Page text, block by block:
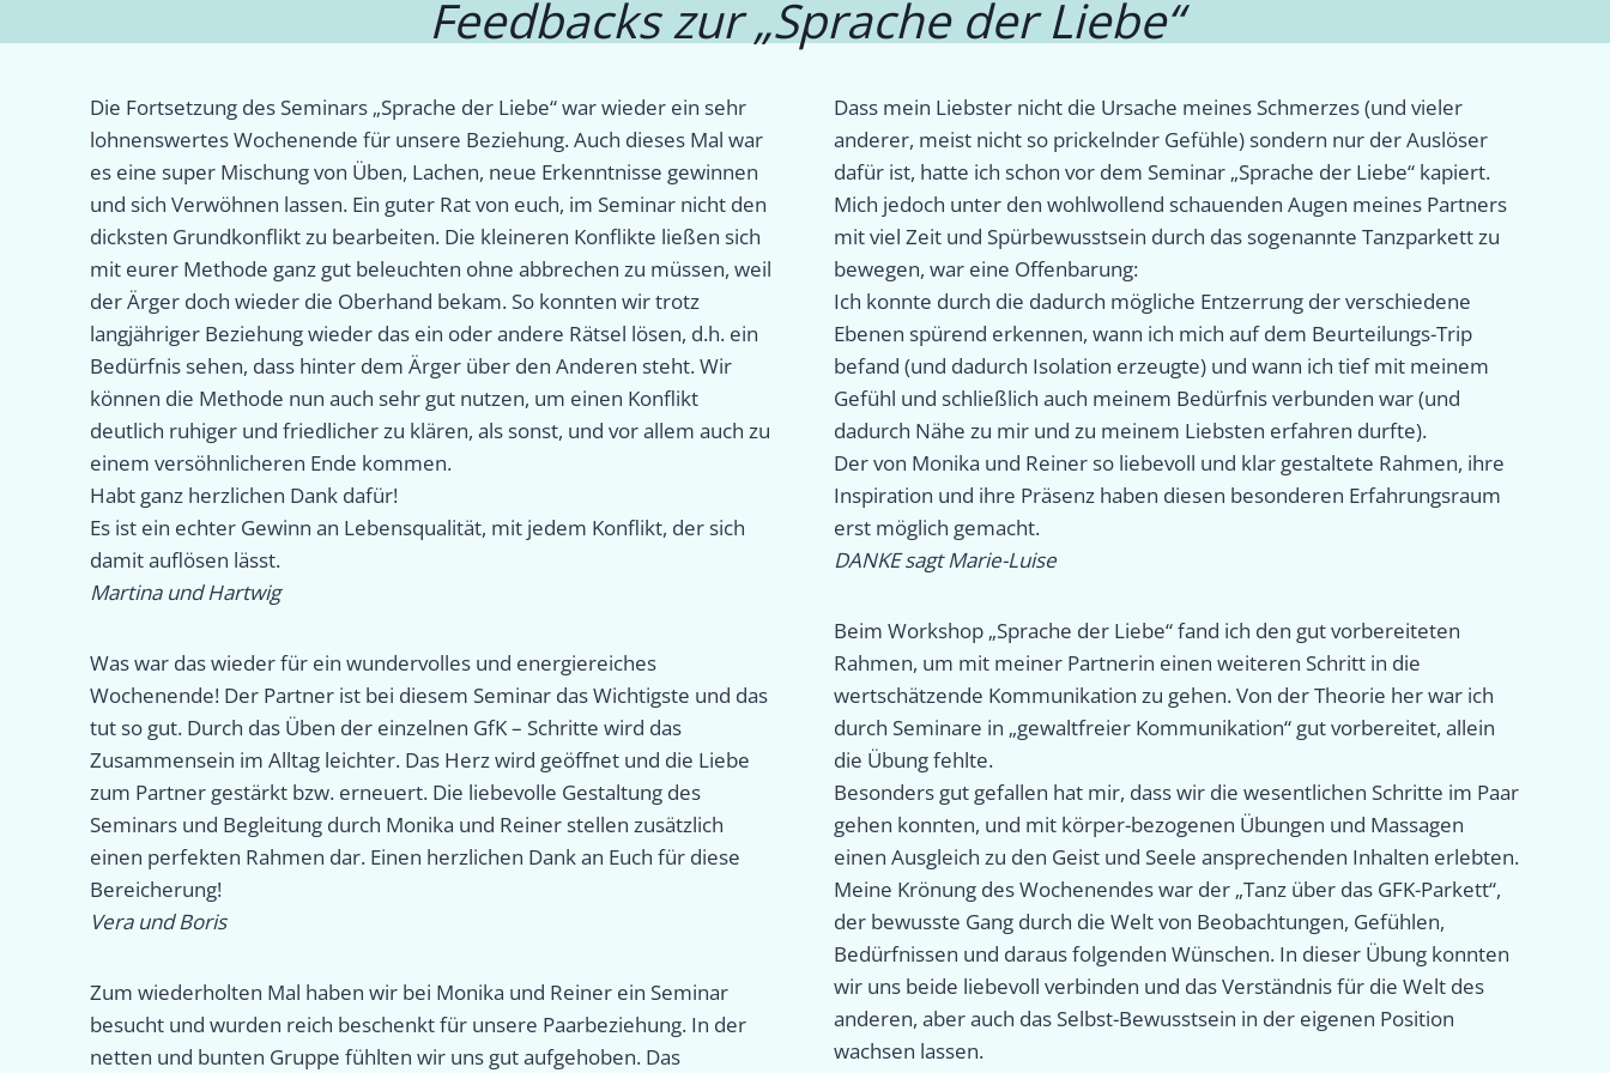
Feedbacks zur „Sprache der Liebe“
Die Fortsetzung des Seminars „Sprache der Liebe“ war wieder ein sehr
lohnenswertes Wochenende für unsere Beziehung. Auch dieses Mal war
es eine super Mischung von Üben, Lachen, neue Erkenntnisse gewinnen
und sich Verwöhnen lassen. Ein guter Rat von euch, im Seminar nicht den
dicksten Grundkonflikt zu bearbeiten. Die kleineren Konflikte ließen sich
mit eurer Methode ganz gut beleuchten ohne abbrechen zu müssen, weil
der Ärger doch wieder die Oberhand bekam. So konnten wir trotz
langjähriger Beziehung wieder das ein oder andere Rätsel lösen, d.h. ein
Bedürfnis sehen, dass hinter dem Ärger über den Anderen steht. Wir
können die Methode nun auch sehr gut nutzen, um einen Konflikt
deutlich ruhiger und friedlicher zu klären, als sonst, und vor allem auch zu
einem versöhnlicheren Ende kommen.
Habt ganz herzlichen Dank dafür!
Es ist ein echter Gewinn an Lebensqualität, mit jedem Konflikt, der sich
damit auflösen lässt.
Martina und Hartwig
Was war das wieder für ein wundervolles und energiereiches
Wochenende! Der Partner ist bei diesem Seminar das Wichtigste und das
tut so gut. Durch das Üben der einzelnen GfK – Schritte wird das
Zusammensein im Alltag leichter. Das Herz wird geöffnet und die Liebe
zum Partner gestärkt bzw. erneuert. Die liebevolle Gestaltung des
Seminars und Begleitung durch Monika und Reiner stellen zusätzlich
einen perfekten Rahmen dar. Einen herzlichen Dank an Euch für diese
Bereicherung!
Vera und Boris
Zum wiederholten Mal haben wir bei Monika und Reiner ein Seminar
besucht und wurden reich beschenkt für unsere Paarbeziehung. In der
netten und bunten Gruppe fühlten wir uns gut aufgehoben. Das
Dass mein Liebster nicht die Ursache meines Schmerzes (und vieler
anderer, meist nicht so prickelnder Gefühle) sondern nur der Auslöser
dafür ist, hatte ich schon vor dem Seminar „Sprache der Liebe“ kapiert.
Mich jedoch unter den wohlwollend schauenden Augen meines Partners
mit viel Zeit und Spürbewusstsein durch das sogenannte Tanzparkett zu
bewegen, war eine Offenbarung:
Ich konnte durch die dadurch mögliche Entzerrung der verschiedene
Ebenen spürend erkennen, wann ich mich auf dem Beurteilungs-Trip
befand (und dadurch Isolation erzeugte) und wann ich tief mit meinem
Gefühl und schließlich auch meinem Bedürfnis verbunden war (und
dadurch Nähe zu mir und zu meinem Liebsten erfahren durfte).
Der von Monika und Reiner so liebevoll und klar gestaltete Rahmen, ihre
Inspiration und ihre Präsenz haben diesen besonderen Erfahrungsraum
erst möglich gemacht.
DANKE sagt Marie-Luise
Beim Workshop „Sprache der Liebe“ fand ich den gut vorbereiteten
Rahmen, um mit meiner Partnerin einen weiteren Schritt in die
wertschätzende Kommunikation zu gehen. Von der Theorie her war ich
durch Seminare in „gewaltfreier Kommunikation“ gut vorbereitet, allein
die Übung fehlte.
Besonders gut gefallen hat mir, dass wir die wesentlichen Schritte im Paar
gehen konnten, und mit körper-bezogenen Übungen und Massagen
einen Ausgleich zu den Geist und Seele ansprechenden Inhalten erlebten.
Meine Krönung des Wochenendes war der „Tanz über das GFK-Parkett“,
der bewusste Gang durch die Welt von Beobachtungen, Gefühlen,
Bedürfnissen und daraus folgenden Wünschen. In dieser Übung konnten
wir uns beide liebevoll verbinden und das Verständnis für die Welt des
anderen, aber auch das Selbst-Bewusstsein in der eigenen Position
wachsen lassen.